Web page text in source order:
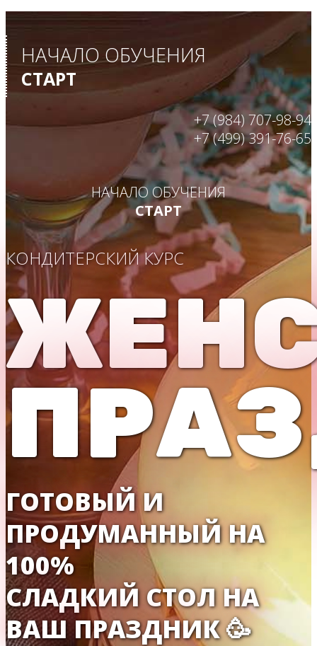
НАЧАЛО ОБУЧЕНИЯ
СТАРТ
+7 (984) 707-98-94
+7 (499) 391-76-65
НАЧАЛО ОБУЧЕНИЯ
СТАРТ
КОНДИТЕРСКИЙ КУРС
ГОТОВЫЙ И
ПРОДУМАННЫЙ НА
100%
СЛАДКИЙ СТОЛ НА
ВАШ ПРАЗДНИК 🥳